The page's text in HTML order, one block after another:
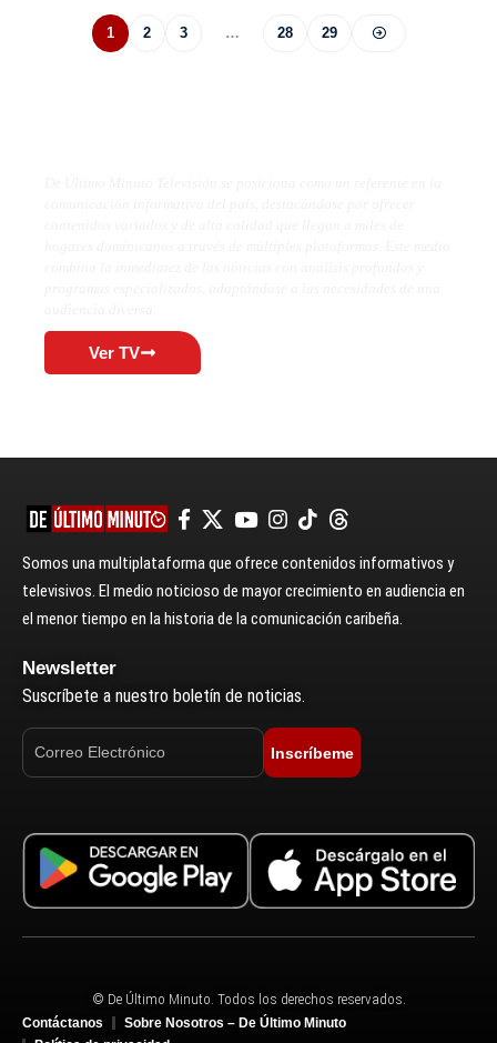
1 2 3 … 28 29
Ver TV
Somos una multiplataforma que ofrece contenidos informativos y
televisivos. El medio noticioso de mayor crecimiento en audiencia en
el menor tiempo en la historia de la comunicación caribeña.
Newsletter
Suscríbete a nuestro boletín de noticias.
Inscríbeme
© De Último Minuto. Todos los derechos reservados.
Contáctanos
Sobre Nosotros – De Último Minuto